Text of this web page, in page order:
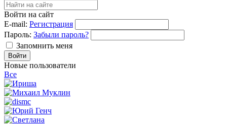
Войти на сайт
E-mail: Регистрация
Пароль: Забыли пароль?
Запомнить меня
Новые пользователи
Все